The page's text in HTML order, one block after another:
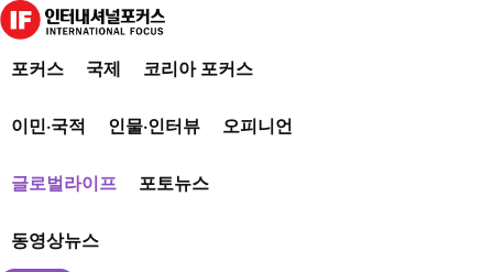
포커스 국제 코리아 포커스
이민·국적 인물·인터뷰 오피니언
글로벌라이프 포토뉴스
동영상뉴스